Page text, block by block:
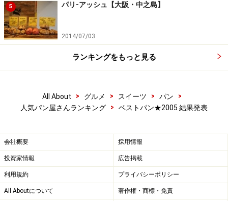
（2002.3記事）
関連書籍『100％パン』毎日新聞社
メゾンカイザー公式サイト
次のページ では続くランキング（第2～4位）と読者コメ
ントをご紹介します。→
【2】第2～4位 【3】第5～10位 【4】第11～20位
※記事内容は執筆時点のものです。最新の内容をご確認くださ
い。
※メニューや料金などのデータは、取材時または記事公開時点で
の内容です。
5 パリ-アッシュ【大阪・中之島】
2014/07/03
ランキングをもっと見る
All About > グルメ > スイーツ > パン
>
人気パン屋さんランキング
> ベストパン★2005 結果発表
会社概要 採用情報
投資家情報 広告掲載
利用規約 プライバシーポリシー
All Aboutについて 著作権・商標・免責